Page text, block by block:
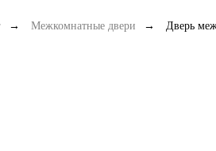
→ Межкомнатные двери → Дверь